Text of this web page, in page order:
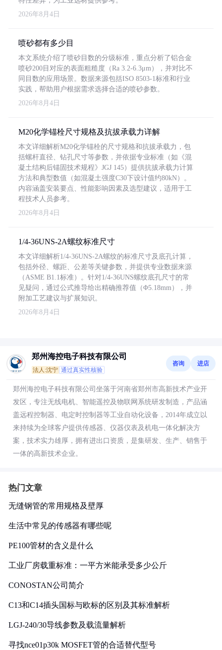
2026年8月4日
喷砂都有多少目
本文系统介绍了喷砂目数的分级标准，重点分析了铝合金
喷砂200目对应的表面粗糙度（Ra 3.2-6.3μm），并对比不
同目数的应用场景。数据来源包括ISO 8503-1标准和行业
实践，帮助用户根据需求选择合适的喷砂参数。
2026年8月4日
M20化学锚栓尺寸规格及抗拔承载力详解
本文详细解析M20化学锚栓的尺寸规格和抗拔承载力，包
括螺杆直径、钻孔尺寸等参数，并依据专业标准（如《混
凝土结构后锚固技术规程》JGJ 145）提供抗拔承载力计算
方法和典型数值（如混凝土强度C30下设计值约80kN）。
内容涵盖安装要点、性能影响因素及选型建议，适用于工
程技术人员参考。
2026年8月4日
1/4-36UNS-2A螺纹标准尺寸
本文详细解析1/4-36UNS-2A螺纹的标准尺寸及底孔计算，
包括外径、螺距、公差等关键参数，并提供专业数据来源
（ASME B1.1标准）。针对1/4-36UNS螺纹底孔尺寸的常
见疑问，通过公式推导给出精确推荐值（Φ5.18mm），并
附加工艺建议与扩展知识。
2026年8月4日
郑州海控电子科技有限公司
法人:沈宁 通过真实性核验
咨询 进店
郑州海控电子科技有限公司坐落于河南省郑州市高新技术产业开
发区，专注无线电机、智能遥控及物联网系统研发制造，产品涵
盖远程控制器、电定时控制器等工业自动化设备，2014年成立以
来持续为全球客户提供传感器、仪器仪表及机电一体化解决方
案，技术实力雄厚，拥有进出口资质，是集研发、生产、销售于
一体的高新技术企业。
热门文章
无缝钢管的常用规格及壁厚
生活中常见的传感器有哪些呢
PE100管材的含义是什么
工业厂房载重标准：一平方米能承受多少公斤
CONOSTAN公司简介
C13和C14插头国标与欧标的区别及其标准解析
LGJ-240/30导线参数及载流量解析
寻找nce01p30k MOSFET管的合适替代型号